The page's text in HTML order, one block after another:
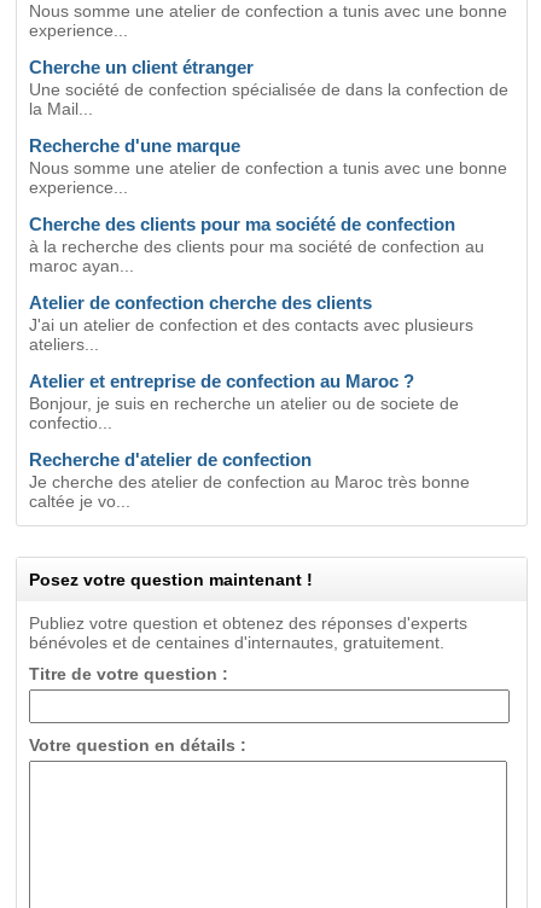
Nous somme une atelier de confection a tunis avec une bonne
experience...
Cherche un client étranger
Une société de confection spécialisée de dans la confection de
la Mail...
Recherche d'une marque
Nous somme une atelier de confection a tunis avec une bonne
experience...
Cherche des clients pour ma société de confection
à la recherche des clients pour ma société de confection au
maroc ayan...
Atelier de confection cherche des clients
J'ai un atelier de confection et des contacts avec plusieurs
ateliers...
Atelier et entreprise de confection au Maroc ?
Bonjour, je suis en recherche un atelier ou de societe de
confectio...
Recherche d'atelier de confection
Je cherche des atelier de confection au Maroc très bonne
caltée je vo...
Posez votre question maintenant !
Publiez votre question et obtenez des réponses d'experts
bénévoles et de centaines d'internautes, gratuitement.
Titre de votre question :
Votre question en détails :